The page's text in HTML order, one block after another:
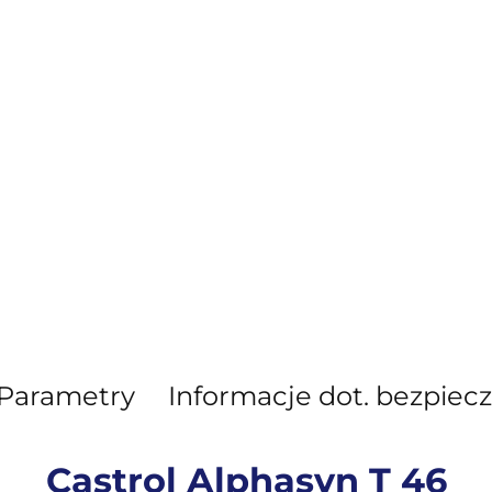
Informacje dot.
Castrol Alphasyn T 46